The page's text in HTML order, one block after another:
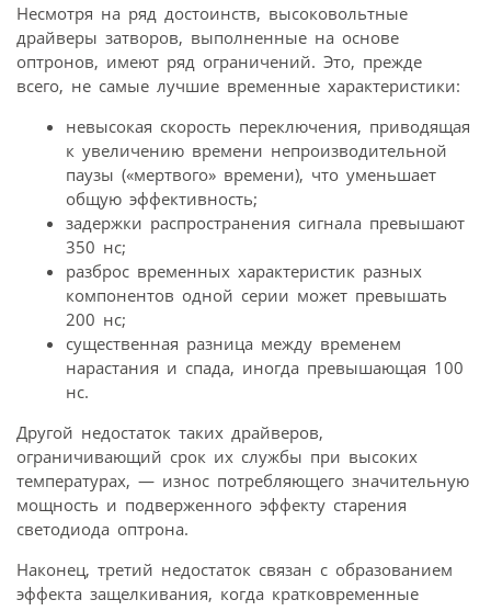
Несмотря на ряд достоинств, высоковольтные
драйверы затворов, выполненные на основе
оптронов, имеют ряд ограничений. Это, прежде
всего, не самые лучшие временные характеристики:
невысокая скорость переключения, приводящая
к увеличению времени непроизводительной
паузы («мертвого» времени), что уменьшает
общую эффективность;
задержки распространения сигнала превышают
350 нс;
разброс временных характеристик разных
компонентов одной серии может превышать
200 нс;
существенная разница между временем
нарастания и спада, иногда превышающая 100
нс.
Другой недостаток таких драйверов,
ограничивающий срок их службы при высоких
температурах, — износ потребляющего значительную
мощность и подверженного эффекту старения
светодиода оптрона.
Наконец, третий недостаток связан с образованием
эффекта защелкивания, когда кратко­временные